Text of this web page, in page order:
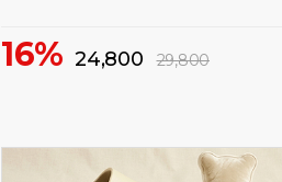
16% 24,800 29,800